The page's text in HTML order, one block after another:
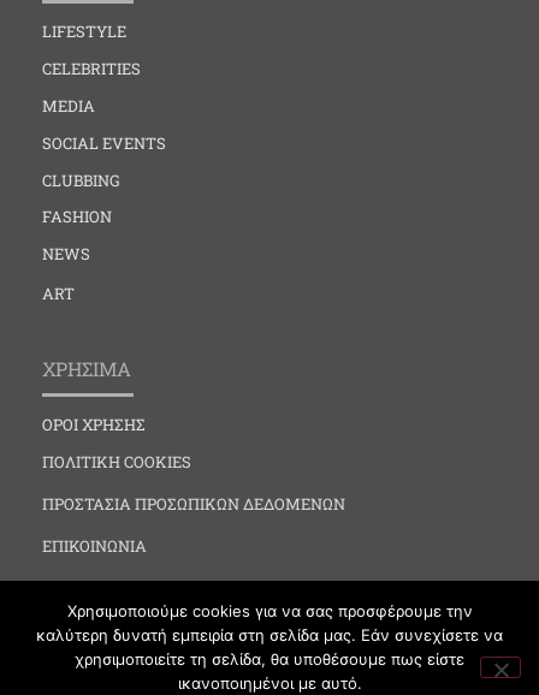
LIFESTYLE
CELEBRITIES
MEDIA
SOCIAL EVENTS
CLUBBING
FASHION
NEWS
ART
ΧΡΗΣΙΜΑ
ΟΡΟΙ ΧΡΗΣΗΣ
ΠΟΛΙΤΙΚΗ COOKIES
ΠΡΟΣΤΑΣΙΑ ΠΡΟΣΩΠΙΚΩΝ ΔΕΔΟΜΕΝΩΝ
ΕΠΙΚΟΙΝΩΝΙΑ
Χρησιμοποιούμε cookies για να σας προσφέρουμε την
καλύτερη δυνατή εμπειρία στη σελίδα μας. Εάν συνεχίσετε να
χρησιμοποιείτε τη σελίδα, θα υποθέσουμε πως είστε
ικανοποιημένοι με αυτό.